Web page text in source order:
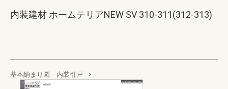
内装建材 ホームテリアNEW SV 310-311(312-313)
基本納まり図 内装引戸